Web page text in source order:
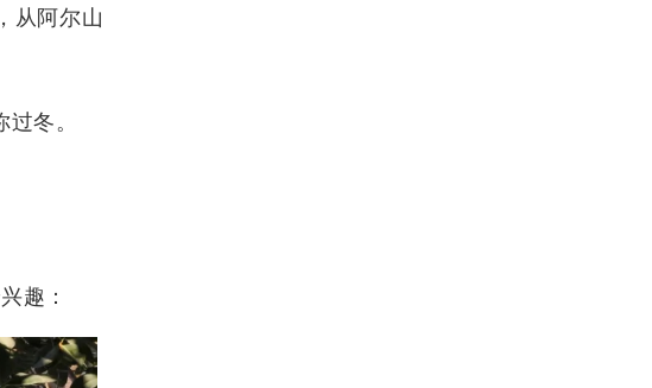
从阿尔山
冬。
趣：